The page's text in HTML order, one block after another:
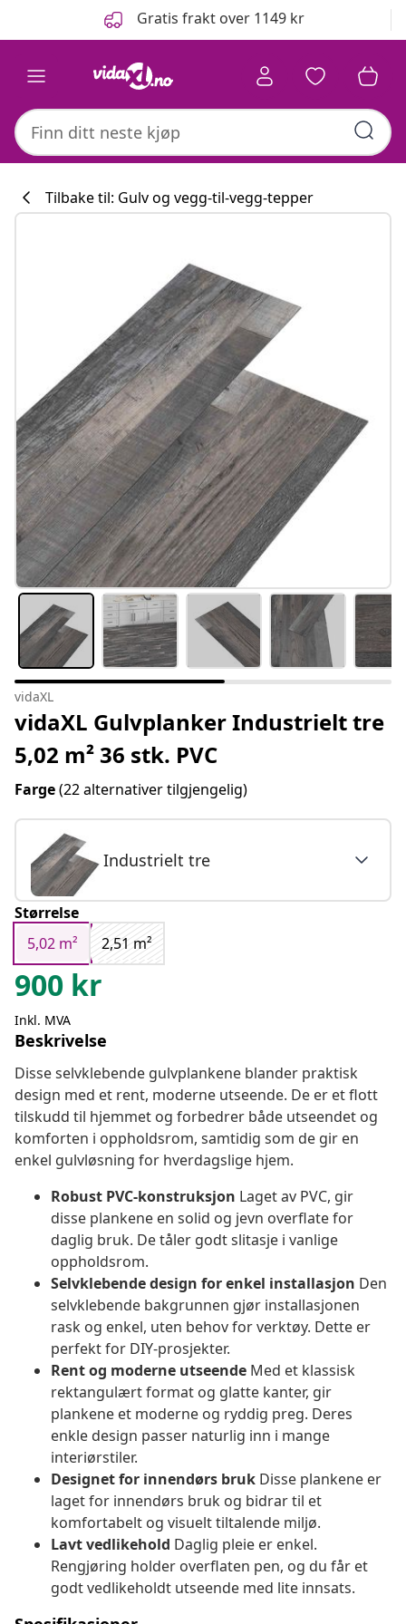
Gratis frakt over 1149 kr
Tilbake til: Gulv og vegg-til-vegg-tepper
vidaXL
vidaXL Gulvplanker Industrielt tre
5,02 m² 36 stk. PVC
Farge(22 alternativer tilgjengelig)
Industrielt tre
Størrelse
5,02 m²
2,51 m²
900 kr
Inkl. MVA
Beskrivelse
Disse selvklebende gulvplankene blander praktisk
design med et rent, moderne utseende. De er et flott
tilskudd til hjemmet og forbedrer både utseendet og
komforten i oppholdsrom, samtidig som de gir en
enkel gulvløsning for hverdagslige hjem.
Robust PVC-konstruksjon Laget av PVC, gir
disse plankene en solid og jevn overflate for
daglig bruk. De tåler godt slitasje i vanlige
oppholdsrom.
Selvklebende design for enkel installasjon Den
selvklebende bakgrunnen gjør installasjonen
rask og enkel, uten behov for verktøy. Dette er
perfekt for DIY-prosjekter.
Rent og moderne utseende Med et klassisk
rektangulært format og glatte kanter, gir
plankene et moderne og ryddig preg. Deres
enkle design passer naturlig inn i mange
interiørstiler.
Designet for innendørs bruk Disse plankene er
laget for innendørs bruk og bidrar til et
komfortabelt og visuelt tiltalende miljø.
Lavt vedlikehold Daglig pleie er enkel.
Rengjøring holder overflaten pen, og du får et
godt vedlikeholdt utseende med lite innsats.